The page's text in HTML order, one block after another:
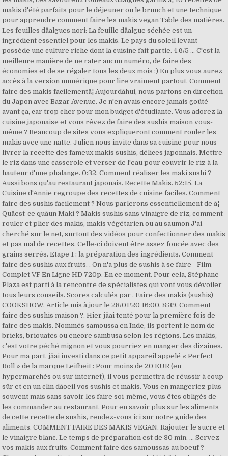
makis d'été parfaits pour le déjeuner ou le brunch et une technique
pour apprendre comment faire les makis vegan Table des matières.
Les feuilles dâalgues nori: La feuille dâalgue séchée est un
ingrédient essentiel pour les makis. Le pays du soleil levant
possède une culture riche dont la cuisine fait partie. 4.6/5 ... C'est la
meilleure manière de ne rater aucun numéro, de faire des
économies et de se régaler tous les deux mois :) En plus vous aurez
accès à la version numérique pour lire vraiment partout. Comment
faire des makis facilementâ¦ Aujourdâhui, nous partons en direction
du Japon avec Bazar Avenue. Je n'en avais encore jamais goûté
avant ça, car trop cher pour mon budget d'étudiante. Vous adorez la
cuisine japonaise et vous rêvez de faire des sushis maison vous-
même ? Beaucoup de sites vous expliqueront comment rouler les
makis avec une natte. Julien nous invite dans sa cuisine pour nous
livrer la recette des fameux makis sushis, délices japonnais. Mettre
le riz dans une casserole et verser de l'eau pour couvrir le riz à la
hauteur d'une phalange. 0:32. Comment réaliser les maki sushi ?
Aussi bons qu'au restaurant japonais. Recette Makis. 52:15. La
Cuisine d'Annie regroupe des recettes de cuisine faciles. Comment
faire des sushis facilement ? Nous parlerons essentiellement de â¦
Quâest-ce quâun Maki ? Makis sushis sans vinaigre de riz, comment
rouler et plier des makis, makis végétarien ou au saumon J'ai
cherché sur le net, surtout des vidéos pour confectionner des makis
et pas mal de recettes. Celle-ci doivent être assez foncée avec des
grains serrés. Etape 1 : la préparation des ingrédients. Comment
faire des sushis aux fruits. . On n'a plus de sushis à se faire - Film
Complet VF En Ligne HD 720p. En ce moment. Pour cela, Stéphane
Plaza est parti à la rencontre de spécialistes qui vont vous dévoiler
tous leurs conseils. Scores calculés par . Faire des makis (sushis)
COOKSHOW. Article mis à jour le 28/01/20 16:00. 8:39. Comment
faire des sushis maison ?. Hier jâai tenté pour la première fois de
faire des makis. Nommés samoussa en Inde, ils portent le nom de
bricks, briouates ou encore sambusa selon les régions. Les makis,
c'est votre péché mignon et vous pourriez en manger des dizaines.
Pour ma part, jâai investi dans ce petit appareil appelé « Perfect
Roll » de la marque Leifheit : Pour moins de 20 EUR (en
hypermarchés ou sur internet), il vous permettra de réussir à coup
sûr et en un clin dâoeil vos sushis et makis. Vous en mangeriez plus
souvent mais sans savoir les faire soi-même, vous êtes obligés de
les commander au restaurant. Pour en savoir plus sur les aliments
de cette recette de sushis, rendez-vous ici sur notre guide des
aliments. COMMENT FAIRE DES MAKIS VEGAN. Rajouter le sucre et
le vinaigre blanc. Le temps de préparation est de 30 min. ... Servez
vos makis aux fruits. Comment faire des samoussas au boeuf ?